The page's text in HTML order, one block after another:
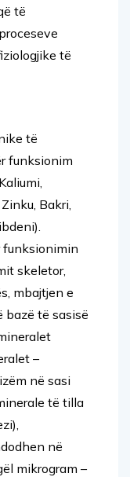
të
të
të
funksionim
Bakri,
funksionimin
skeletor,
mbajtjen e
bazë të sasisë
–
në sasi
të tilla
në
mikrogram –